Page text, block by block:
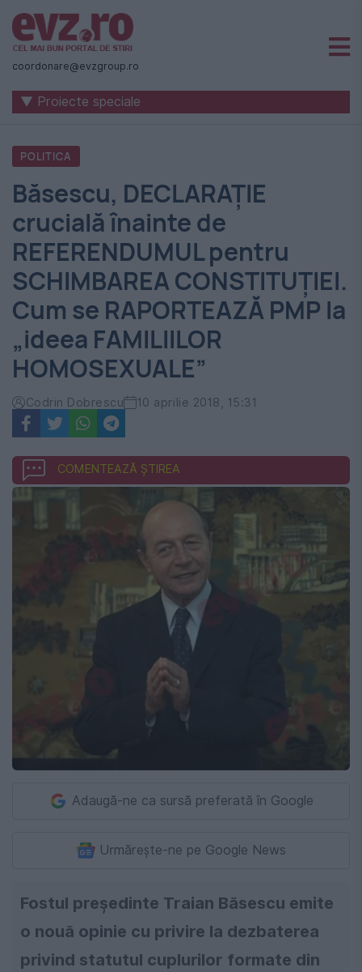
Știri
naționale
internaționale
România
-
Evenimentul
Zilei
coordonare@evzgroup.ro
▼ Proiecte speciale
POLITICA
Băsescu, DECLARAȚIE
crucială înainte de
REFERENDUMUL pentru
SCHIMBAREA CONSTITUȚIEI.
Cum se RAPORTEAZĂ PMP la
„ideea FAMILIILOR
HOMOSEXUALE”
Codrin Dobrescu 10 aprilie 2018, 15:31
COMENTEAZĂ ȘTIREA
Adaugă-ne ca sursă preferată în Google
Urmărește-ne pe Google News
Fostul președinte Traian Băsescu emite
o nouă opinie cu privire la dezbaterea
privind statutul cuplurilor formate din